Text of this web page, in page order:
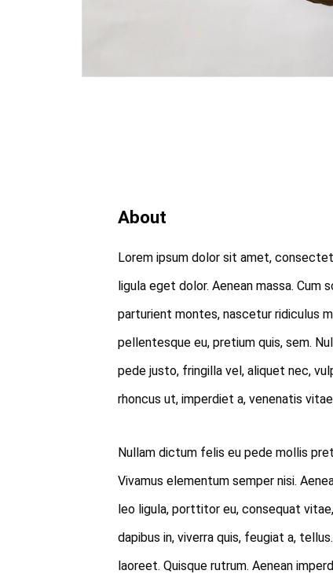
About
Lorem ipsum dolor sit amet,
ligula eget dolor. Aenean massa. Cum
parturient montes, nascetur ridiculus
pellentesque eu, pretium quis, sem.
pede justo, fringilla vel, aliquet nec,
rhoncus ut, imperdiet a, venenatis
Nullam dictum felis eu pede mollis
Vivamus elementum semper nisi.
leo ligula, porttitor eu, consequat
dapibus in, viverra quis, feugiat a,
laoreet. Quisque rutrum. Aenean